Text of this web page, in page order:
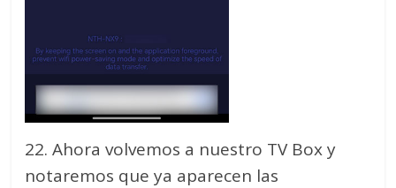
22. Ahora volvemos a nuestro TV Box y
notaremos que ya aparecen las